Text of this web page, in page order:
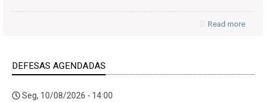
Read more
DEFESAS AGENDADAS
Seg, 10/08/2026 - 14:00